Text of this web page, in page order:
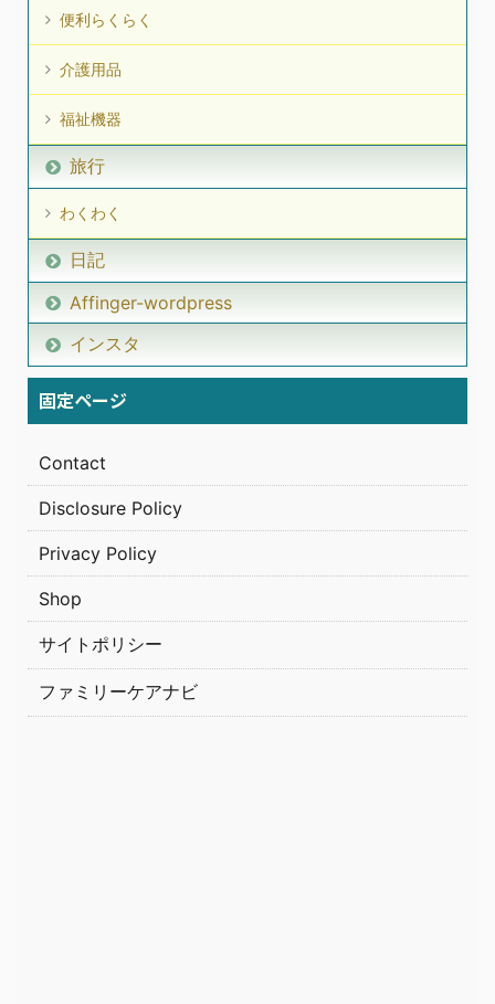
便利らくらく
介護用品
福祉機器
旅行
わくわく
日記
Affinger-wordpress
インスタ
固定ページ
Contact
Disclosure Policy
Privacy Policy
Shop
サイトポリシー
ファミリーケアナビ